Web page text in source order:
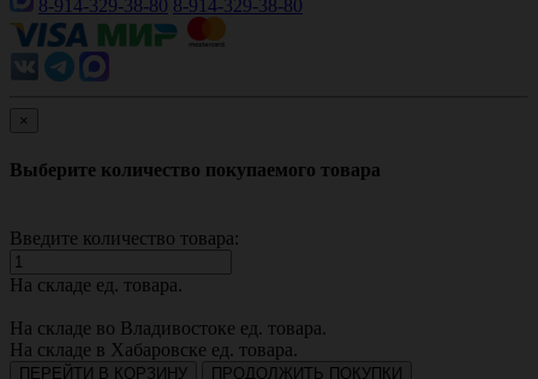
8-914-329-38-80 8-914-329-38-80
×
Выберите количество покупаемого товара
Введите количество товара:
На складе ед. товара.
На складе во Владивостоке ед. товара.
На складе в Хабаровске ед. товара.
ПЕРЕЙТИ В КОРЗИНУ ПРОДОЛЖИТЬ ПОКУПКИ